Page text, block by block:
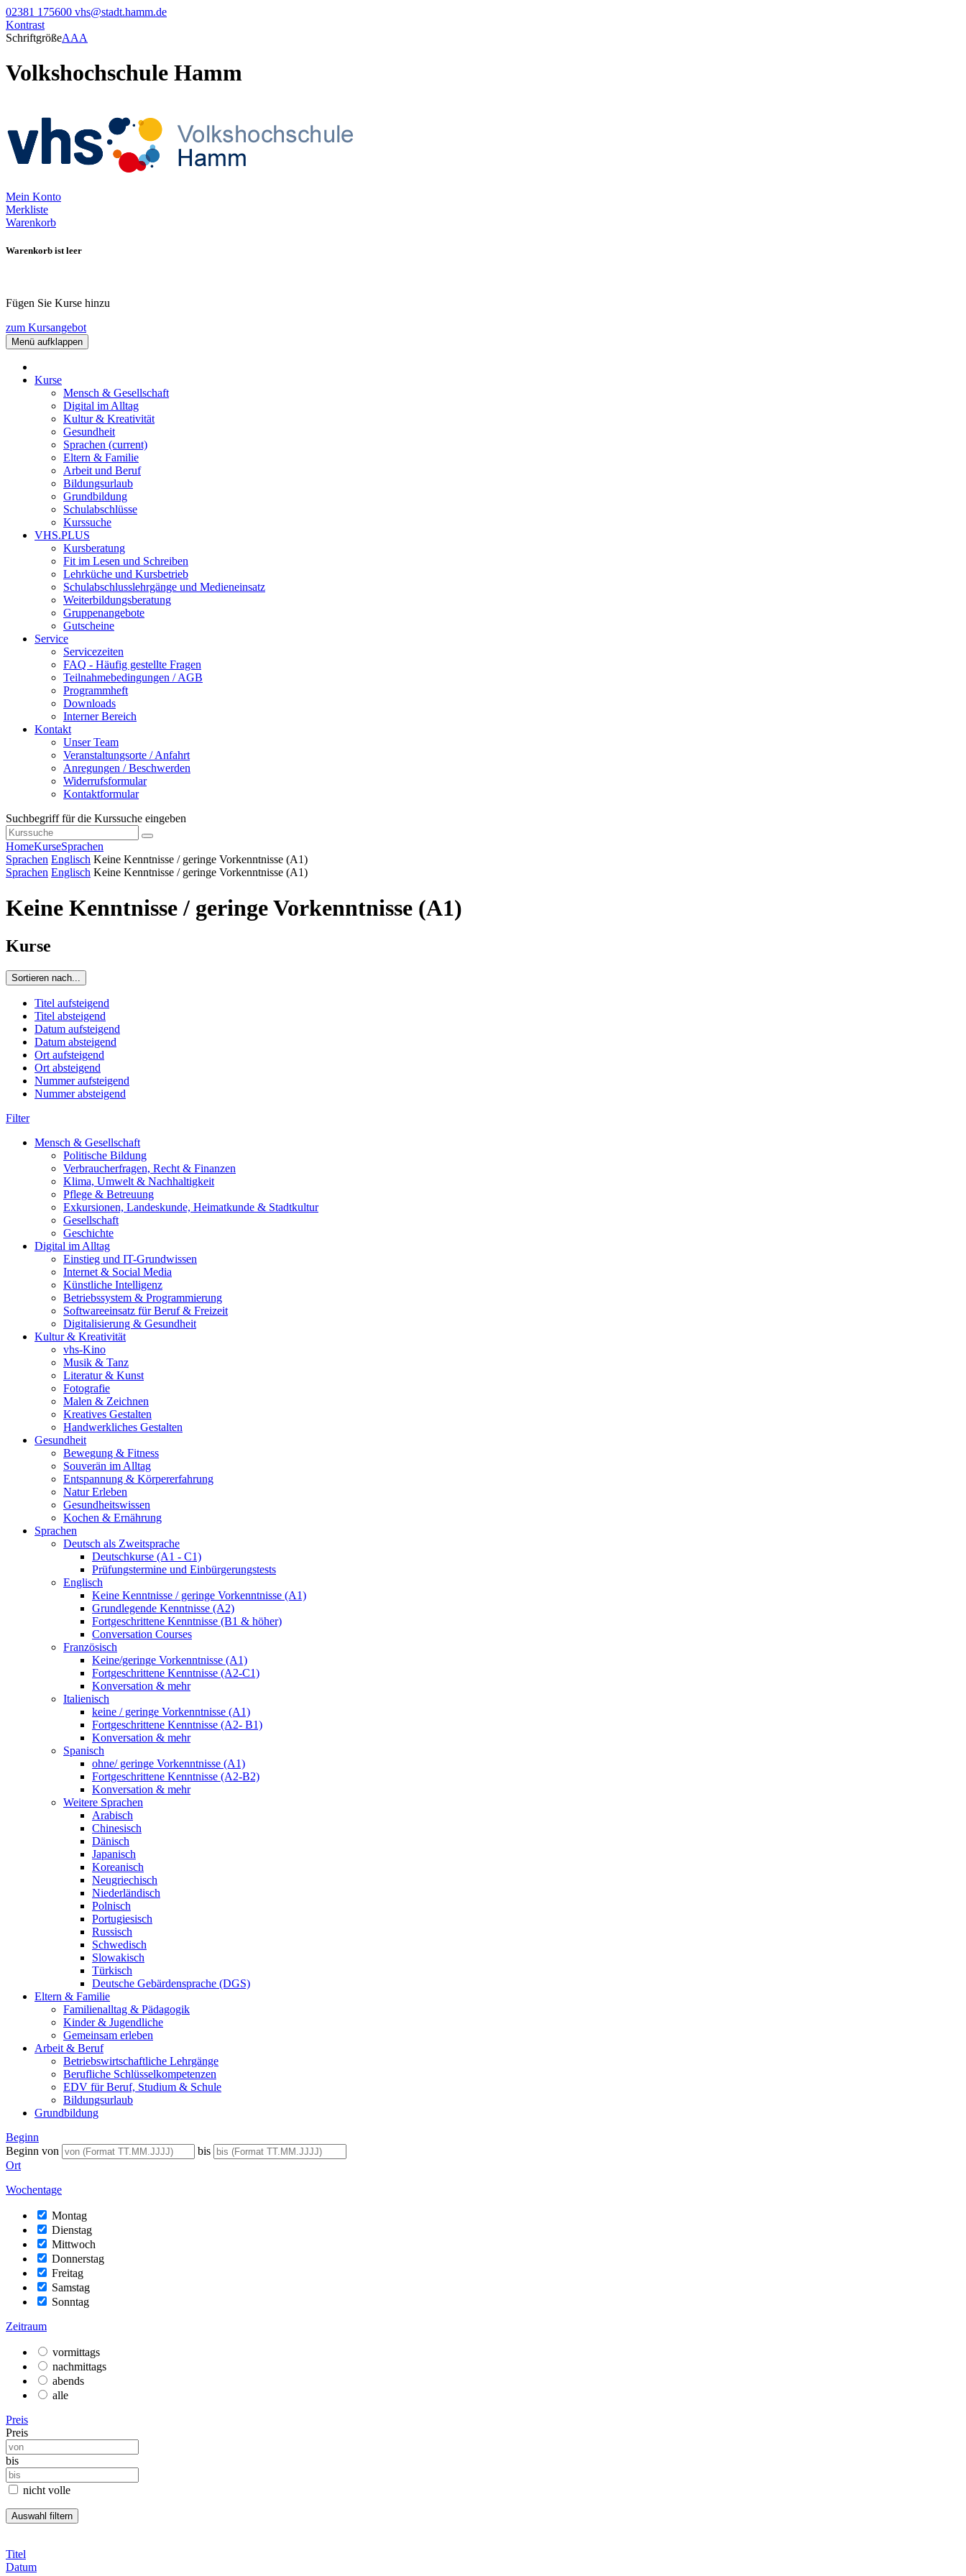
02381 175600 vhs@stadt.hamm.de
Kontrast
SchriftgrößeAAA
Volkshochschule Hamm
Mein Konto
Merkliste
Warenkorb
Warenkorb ist leer
Fügen Sie Kurse hinzu
zum Kursangebot
Menü aufklappen
Kurse
Mensch & Gesellschaft
Digital im Alltag
Kultur & Kreativität
Gesundheit
Sprachen (current)
Eltern & Familie
Arbeit und Beruf
Bildungsurlaub
Grundbildung
Schulabschlüsse
Kurssuche
VHS.PLUS
Kursberatung
Fit im Lesen und Schreiben
Lehrküche und Kursbetrieb
Schulabschlusslehrgänge und Medieneinsatz
Weiterbildungsberatung
Gruppenangebote
Gutscheine
Service
Servicezeiten
FAQ - Häufig gestellte Fragen
Teilnahmebedingungen / AGB
Programmheft
Downloads
Interner Bereich
Kontakt
Unser Team
Veranstaltungsorte / Anfahrt
Anregungen / Beschwerden
Widerrufsformular
Kontaktformular
Suchbegriff für die Kurssuche eingeben
HomeKurseSprachen
Sprachen Englisch Keine Kenntnisse / geringe Vorkenntnisse (A1)
Sprachen Englisch Keine Kenntnisse / geringe Vorkenntnisse (A1)
Keine Kenntnisse / geringe Vorkenntnisse (A1)
Kurse
Sortieren nach...
Titel aufsteigend
Titel absteigend
Datum aufsteigend
Datum absteigend
Ort aufsteigend
Ort absteigend
Nummer aufsteigend
Nummer absteigend
Filter
Mensch & Gesellschaft
Politische Bildung
Verbraucherfragen, Recht & Finanzen
Klima, Umwelt & Nachhaltigkeit
Pflege & Betreuung
Exkursionen, Landeskunde, Heimatkunde & Stadtkultur
Gesellschaft
Geschichte
Digital im Alltag
Einstieg und IT-Grundwissen
Internet & Social Media
Künstliche Intelligenz
Betriebssystem & Programmierung
Softwareeinsatz für Beruf & Freizeit
Digitalisierung & Gesundheit
Kultur & Kreativität
vhs-Kino
Musik & Tanz
Literatur & Kunst
Fotografie
Malen & Zeichnen
Kreatives Gestalten
Handwerkliches Gestalten
Gesundheit
Bewegung & Fitness
Souverän im Alltag
Entspannung & Körpererfahrung
Natur Erleben
Gesundheitswissen
Kochen & Ernährung
Sprachen
Deutsch als Zweitsprache
Deutschkurse (A1 - C1)
Prüfungstermine und Einbürgerungstests
Englisch
Keine Kenntnisse / geringe Vorkenntnisse (A1)
Grundlegende Kenntnisse (A2)
Fortgeschrittene Kenntnisse (B1 & höher)
Conversation Courses
Französisch
Keine/geringe Vorkenntnisse (A1)
Fortgeschrittene Kenntnisse (A2-C1)
Konversation & mehr
Italienisch
keine / geringe Vorkenntnisse (A1)
Fortgeschrittene Kenntnisse (A2- B1)
Konversation & mehr
Spanisch
ohne/ geringe Vorkenntnisse (A1)
Fortgeschrittene Kenntnisse (A2-B2)
Konversation & mehr
Weitere Sprachen
Arabisch
Chinesisch
Dänisch
Japanisch
Koreanisch
Neugriechisch
Niederländisch
Polnisch
Portugiesisch
Russisch
Schwedisch
Slowakisch
Türkisch
Deutsche Gebärdensprache (DGS)
Eltern & Familie
Familienalltag & Pädagogik
Kinder & Jugendliche
Gemeinsam erleben
Arbeit & Beruf
Betriebswirtschaftliche Lehrgänge
Berufliche Schlüsselkompetenzen
EDV für Beruf, Studium & Schule
Bildungsurlaub
Grundbildung
Beginn
Beginn von
bis
Ort
Wochentage
Montag
Dienstag
Mittwoch
Donnerstag
Freitag
Samstag
Sonntag
Zeitraum
vormittags
nachmittags
abends
alle
Preis
Preis
bis
nicht volle
Titel
Datum